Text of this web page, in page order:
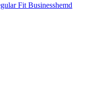
Fit Businesshemd